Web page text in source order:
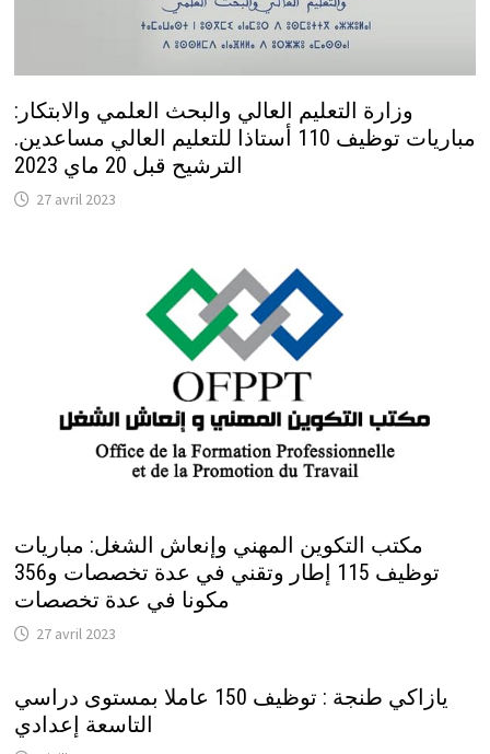
وزارة التعليم العالي والبحث العلمي والابتكار:
مباريات توظيف 110 أستاذا للتعليم العالي مساعدين.
الترشيح قبل 20 ماي 2023
27 avril 2023
مكتب التكوين المهني وإنعاش الشغل: مباريات
توظيف 115 إطار وتقني في عدة تخصصات و356
مكونا في عدة تخصصات
27 avril 2023
يازاكي طنجة : توظيف 150 عاملا بمستوى دراسي
التاسعة إعدادي